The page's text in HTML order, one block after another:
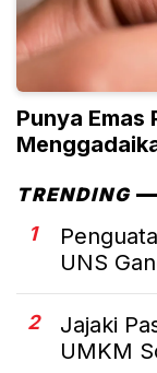
Punya Emas
TRENDING
1
UNS
2
Jajaki
UMKM